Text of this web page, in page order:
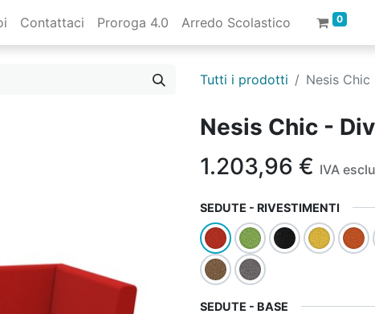
Contattaci Proroga 4.0 Arredo Scolastico 0
Tutti i prodotti Nesis
Nesis Chic -
1.203,96 € IVA
SEDUTE - RIVESTIMENTI
SEDUTE - BASE